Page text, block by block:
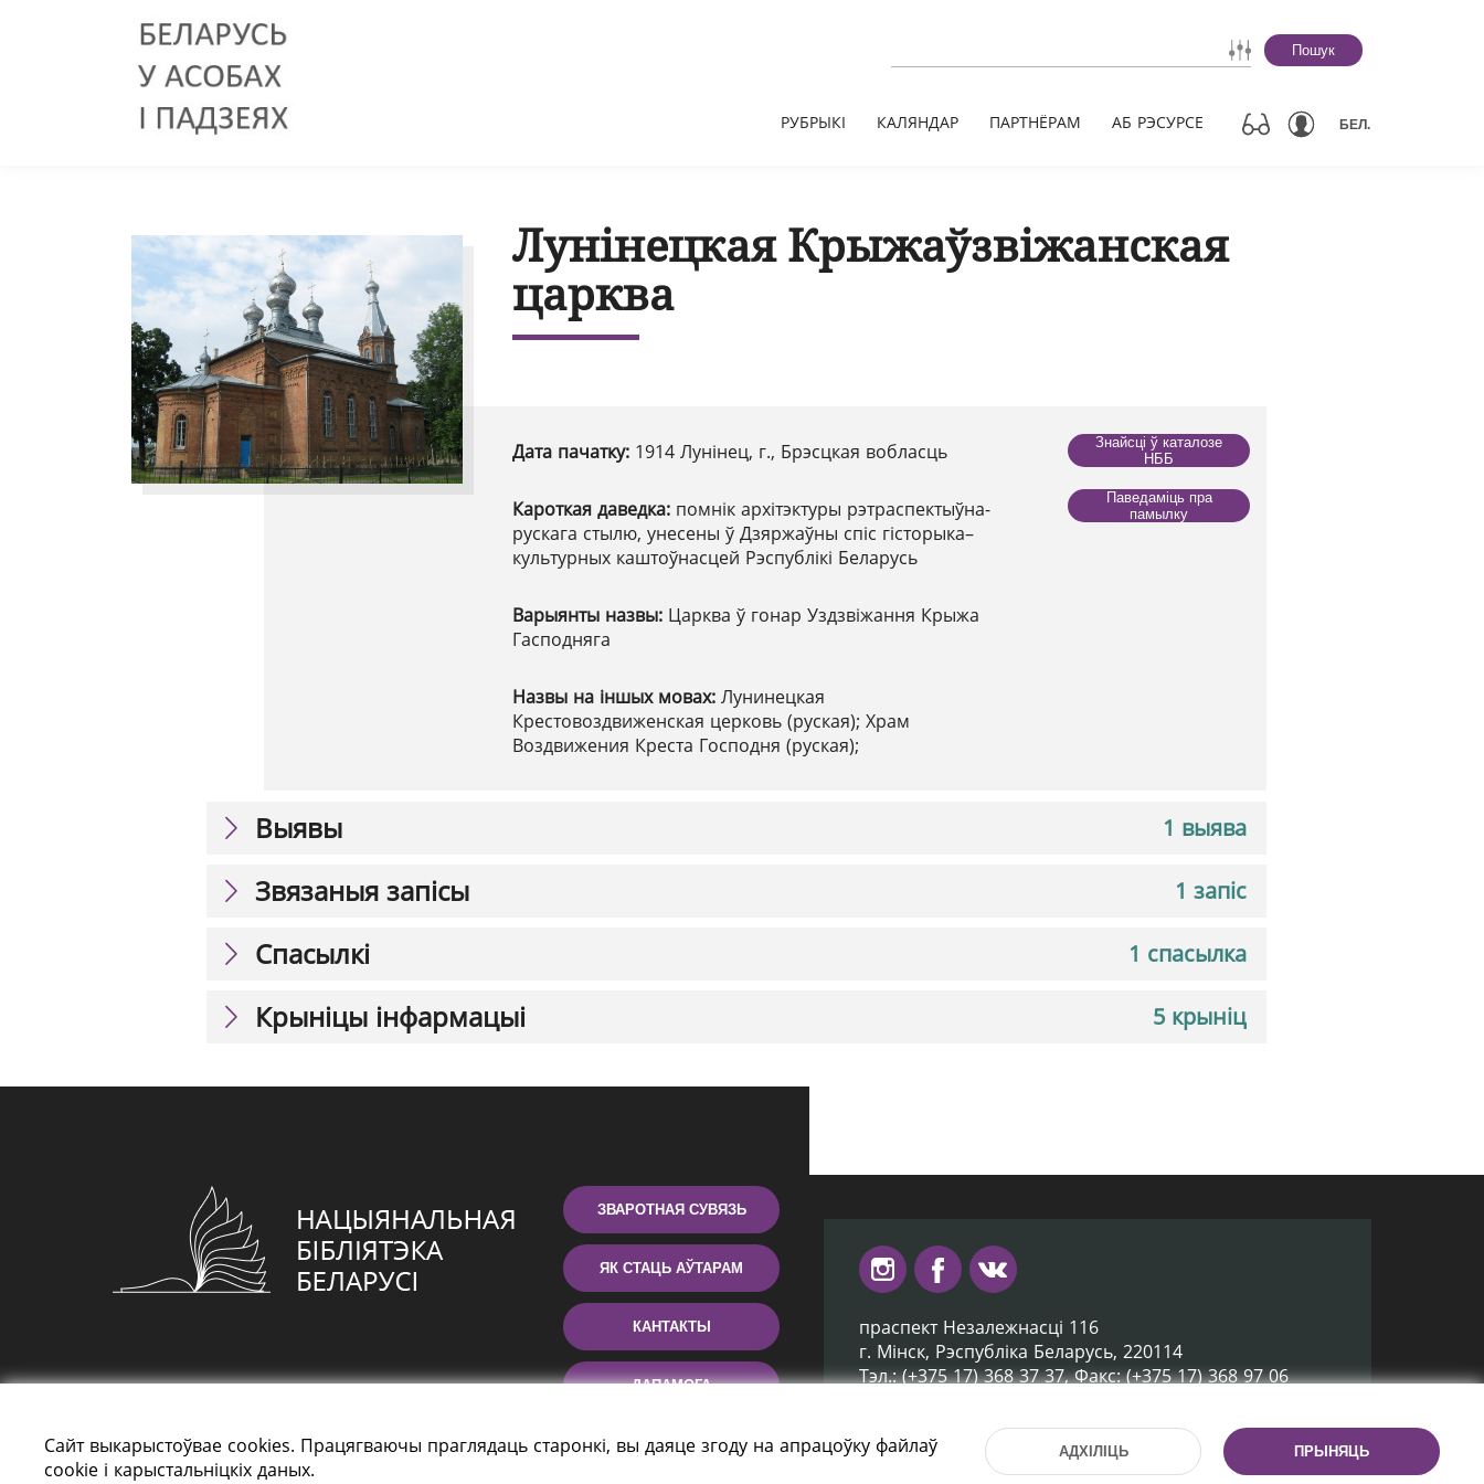
Пошук
РУБРЫКІ КАЛЯНДАР ПАРТНЁРАМ АБ РЭСУРСЕ БЕЛ.
Лунінецкая Крыжаўзвіжанская
царква
Дата пачатку: 1914 Лунінец, г., Брэсцкая вобласць
Кароткая даведка: помнік архітэктуры рэтраспектыўна-
рускага стылю, унесены ў Дзяржаўны спіс гісторыка–
культурных каштоўнасцей Рэспублікі Беларусь
Варыянты назвы: Царква ў гонар Уздзвіжання Крыжа
Гасподняга
Назвы на іншых мовах: Лунинецкая
Крестовоздвиженская церковь (руская); Храм
Воздвижения Креста Господня (руская);
Знайсці ў каталозе
НББ
Паведаміць пра
памылку
1 выява
Выявы
1 запіс
Звязаныя запісы
1 спасылка
Спасылкі
5 крыніц
Крыніцы інфармацыі
ЗВАРОТНАЯ СУВЯЗЬ
ЯК СТАЦЬ АЎТАРАМ
КАНТАКТЫ
ДАПАМОГА
праспект Незалежнасці 116
г. Мiнск, Рэспубліка Беларусь, 220114
Тэл.: (+375 17) 368 37 37, Факс: (+375 17) 368 97 06
Распрацоўка сайта:mrsoft.by
Сайт выкарыстоўвае cookies. Працягваючы праглядаць старонкі, вы даяце згоду на апрацоўку файлаў
cookie і карыстальніцкіх даных.
АДХІЛІЦЬ ПРЫНЯЦЬ